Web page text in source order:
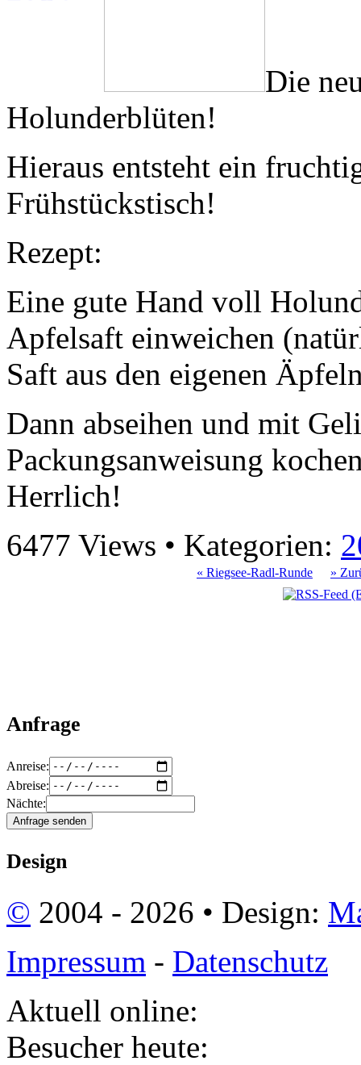
Die
Holunderblüten!
Hieraus entsteht ein
Frühstückstisch!
Rezept:
Eine gute Hand voll
Apfelsaft einweichen
Saft aus den eigenen
Dann abseihen und mit
Packungsanweisung
Herrlich!
6477 Views • Kategorien:
« Riegsee-Radl-Runde »
Anfrage
Anreise:
Abreise:
Nächte:
Design
© 2004 - 2026 • Design:
Impressum - Datenschutz
Aktuell online:
Besucher heute: